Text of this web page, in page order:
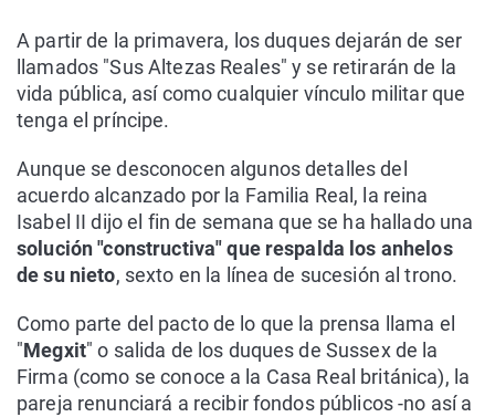
A partir de la primavera, los duques dejarán de ser
llamados "Sus Altezas Reales" y se retirarán de la
vida pública, así como cualquier vínculo militar que
tenga el príncipe.
Aunque se desconocen algunos detalles del
acuerdo alcanzado por la Familia Real, la reina
Isabel II dijo el fin de semana que se ha hallado una
solución "constructiva" que respalda los anhelos
de su nieto, sexto en la línea de sucesión al trono.
Como parte del pacto de lo que la prensa llama el
"Megxit" o salida de los duques de Sussex de la
Firma (como se conoce a la Casa Real británica), la
pareja renunciará a recibir fondos públicos -no así a